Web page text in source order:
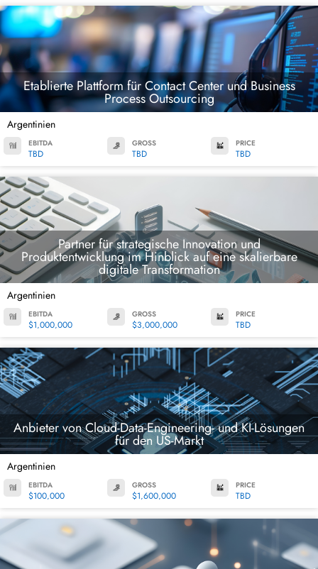
Etablierte Plattform für Contact Center und Business
Process Outsourcing
Argentinien
EBITDA
TBD
GROSS
TBD
PRICE
TBD
Partner für strategische Innovation und
Produktentwicklung im Hinblick auf eine skalierbare
digitale Transformation
Argentinien
EBITDA
$1,000,000
GROSS
$3,000,000
PRICE
TBD
Anbieter von Cloud-Data-Engineering- und KI-Lösungen
für den US-Markt
Argentinien
EBITDA
$100,000
GROSS
$1,600,000
PRICE
TBD